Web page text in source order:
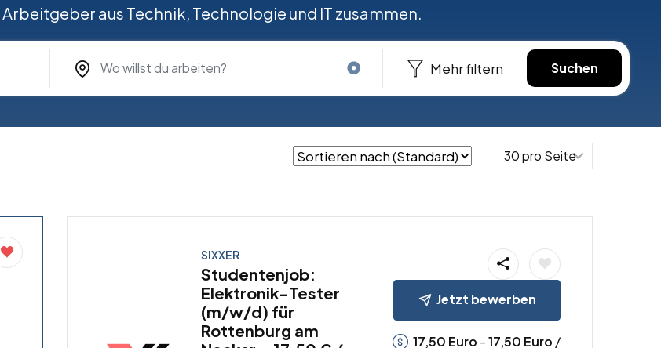
aus Technik, Technologie und IT zusammen.
Mehr filtern Suchen
SIXXER
Studentenjob:
Elektronik-Tester
(m/w/d) für
Rottenburg am
Jetzt bewerben
17,50 Euro -17,50 Euro /